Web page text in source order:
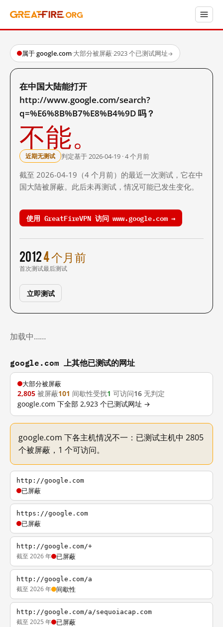
属于 google.com·大部分被屏蔽·2923 个已测试网址→
在中国大陆能打开
http://www.google.com/search?
q=%E6%8B%B7%E8%B4%9D 吗？
不能。
近期无测试 判定基于 2026-04-19 · 4 个月前
截至 2026-04-19（4 个月前）的最近一次测试，它在中
国大陆被屏蔽。此后未再测试，情况可能已发生变化。
使用 GreatFireVPN 访问 www.google.com →
2012
首次测试
4 个月前
最后测试
立即测试
加载中……
google.com 上其他已测试的网址
大部分被屏蔽
2,805 被屏蔽101 间歇性受扰1 可访问16 无判定
google.com 下全部 2,923 个已测试网址 →
google.com 下各主机情况不一：已测试主机中 2805
个被屏蔽，1 个可访问。
http://google.com
已屏蔽
https://google.com
已屏蔽
http://google.com/+
截至 2026 年 已屏蔽
http://google.com/a
截至 2026 年 间歇性
http://google.com/a/sequoiacap.com
截至 2025 年 已屏蔽